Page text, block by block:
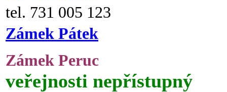
tel. 731 005 123
Zámek Pátek
Zámek Peruc
veřejnosti nepřístupný